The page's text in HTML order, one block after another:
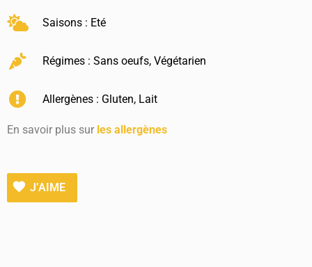
Saisons : Eté
Régimes :Sans oeufs,Végétarien
Allergènes : Gluten, Lait
En savoir plus sur les allergènes
J’AIME